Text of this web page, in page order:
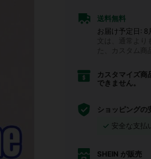
送料無料
お届け予定日: 8
文は、通常よ
た、カスタム
カスタマイズ商
できません。
ショッピングの
安全な支払
SHEIN が販売